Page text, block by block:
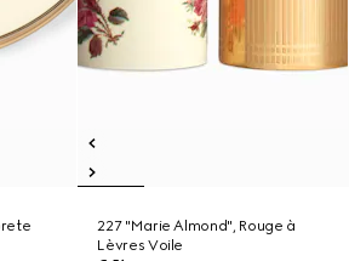
227 "Marie Almond", Rouge à
Lèvres Voile